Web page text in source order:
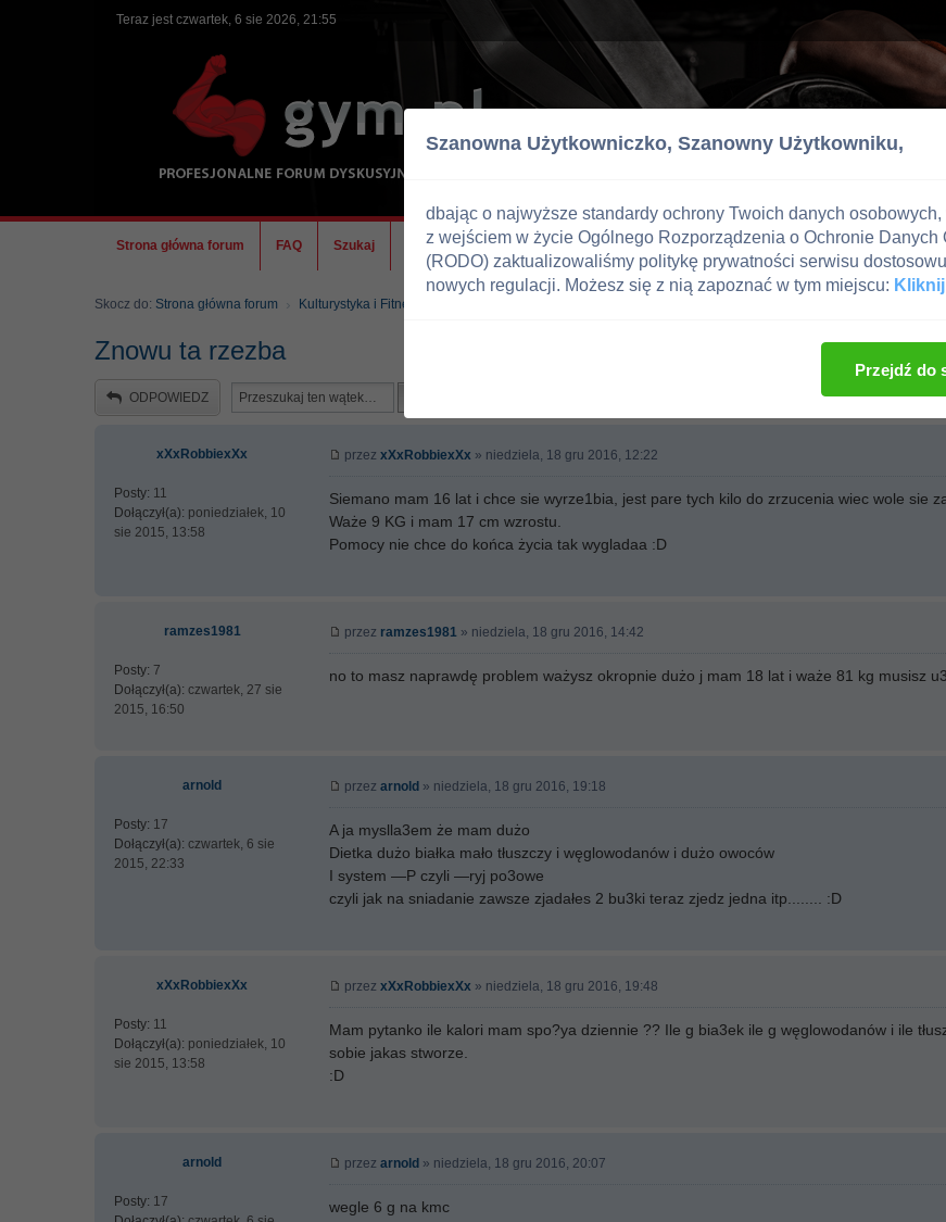
Teraz jest czwartek, 6 sie 2026, 21:55
Strona główna forum FAQ Szukaj Ekipa
Skocz do: Strona główna forum Kulturystyka i Fitness
Znowu ta rzezba
ODPOWIEDZ
xXxRobbiexXx
Posty: 11
Dołączył(a): poniedziałek, 10
sie 2015, 13:58
przez xXxRobbiexXx » niedziela, 18 gru 2016, 12:22
Siemano mam 16 lat i chce sie wyrze1bia, jest pare tych kilo do zrzucenia wiec wole sie
Waże 9 KG i mam 17 cm wzrostu.
Pomocy nie chce do końca życia tak wygladaa :D
ramzes1981
Posty: 7
Dołączył(a): czwartek, 27 sie
2015, 16:50
przez ramzes1981 » niedziela, 18 gru 2016, 14:42
no to masz naprawdę problem ważysz okropnie dużo j mam 18 lat i waże 81 kg musisz
arnold
Posty: 17
Dołączył(a): czwartek, 6 sie
2015, 22:33
przez arnold » niedziela, 18 gru 2016, 19:18
A ja myslla3em że mam dużo
Dietka dużo białka mało tłuszczy i węglowodanów i dużo owoców
I system —P czyli —ryj po3owe
czyli jak na sniadanie zawsze zjadałes 2 bu3ki teraz zjedz jedna itp........ :D
xXxRobbiexXx
Posty: 11
Dołączył(a): poniedziałek, 10
sie 2015, 13:58
przez xXxRobbiexXx » niedziela, 18 gru 2016, 19:48
Mam pytanko ile kalori mam spo?ya dziennie ?? Ile g bia3ek ile g węglowodanów i ile
sobie jakas stworze.
:D
arnold
Posty: 17
przez arnold » niedziela, 18 gru 2016, 20:07
wegle 6 g na kmc
Szanowna Użytkowniczko, Szanowny Użytkowniku,
dbając o najwyższe standardy ochrony Twoich danych
z wejściem w życie Ogólnego Rozporządzenia o Ochronie Danych
(RODO) zaktualizowaliśmy politykę prywatności serwisu
nowych regulacji. Możesz się z nią zapoznać w tym miejscu:
Przejdź do